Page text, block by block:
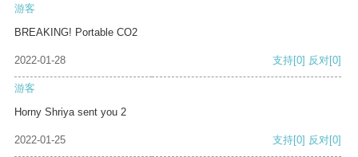
游客
BREAKING! Portable CO2
2022-01-28 支持[0] 反对[0]
游客
Horny Shriya sent you 2
2022-01-25 支持[0] 反对[0]